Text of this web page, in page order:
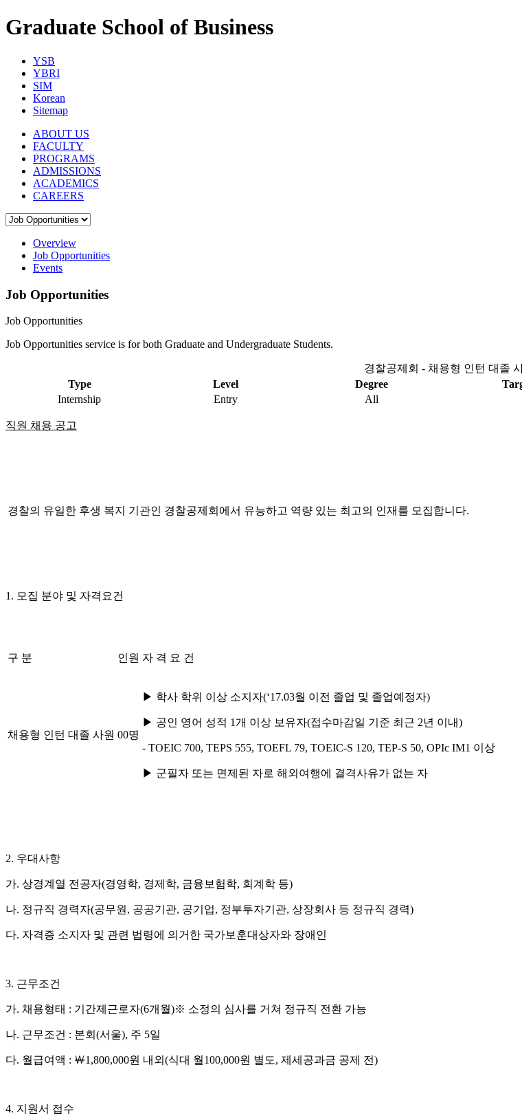
Graduate School of Business
YSB
YBRI
SIM
Korean
Sitemap
ABOUT US
FACULTY
PROGRAMS
ADMISSIONS
ACADEMICS
CAREERS
Overview
Job Opportunities
Events
Job Opportunities
Job Opportunities
Job Opportunities service is for both Graduate and Undergraduate Students.
경찰공제회 - 채용형 인턴 대졸
Type
Level Degree
Internship
Entry All
직원 채용 공고
경찰의 유일한 후생 복지 기관인 경찰공제회에서 유능하고 역량 있는 최고의 인재를 모집합니다.
1. 모집 분야 및 자격요건
구 분 인원 자 격 요 건
채용형 인턴 대졸 사원 00명
▶ 학사 학위 이상 소지자(‘17.03월 이전 졸업 및 졸업예정자)
▶ 공인 영어 성적 1개 이상 보유자(접수마감일 기준 최근 2년 이내)
- TOEIC 700, TEPS 555, TOEFL 79, TOEIC-S 120, TEP-S 50, OPIc IM1 이상
▶ 군필자 또는 면제된 자로 해외여행에 결격사유가 없는 자
2. 우대사항
가. 상경계열 전공자(경영학, 경제학, 금융보험학, 회계학 등)
나. 정규직 경력자(공무원 , 공공기관, 공기업, 정부투자기관, 상장회사 등 정규직 경력)
다. 자격증 소지자 및 관련 법령에 의거한 국가보훈대상자와 장애인
3. 근무조건
가. 채용형태 : 기간제근로자(6개월)※ 소정의 심사를 거쳐 정규직 전환 가능
나. 근무조건 : 본회 (서울), 주 5일
다. 월급여액 : ￦1,800,000원 내외 (식대 월100,000원 별도, 제세공과금 공제 전)
4. 지원서 접수